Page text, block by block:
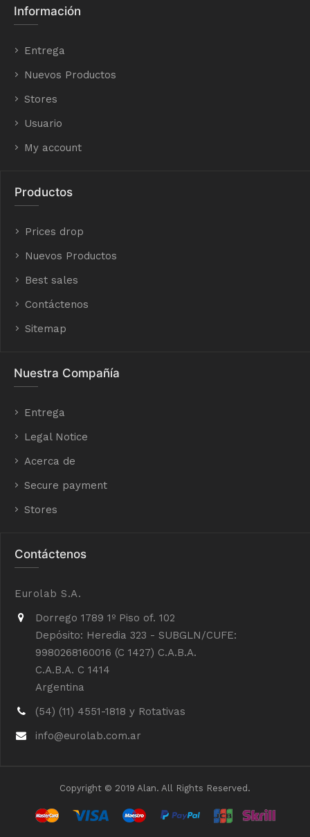
Información
Entrega
Nuevos Productos
Stores
Usuario
My account
Productos
Prices drop
Nuevos Productos
Best sales
Contáctenos
Sitemap
Nuestra Compañía
Entrega
Legal Notice
Acerca de
Secure payment
Stores
Contáctenos
Eurolab S.A.
Dorrego 1789 1º Piso of. 102
Depósito: Heredia 323 - SUBGLN/CUFE:
9980268160016 (C 1427) C.A.B.A.
C.A.B.A. C 1414
Argentina
(54) (11) 4551-1818 y Rotativas
info@eurolab.com.ar
Copyright © 2019 Alan. All Rights Reserved.